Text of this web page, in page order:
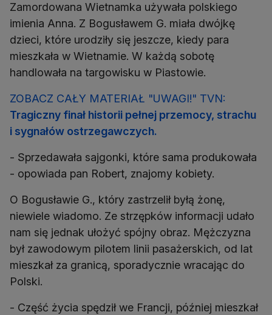
Zamordowana Wietnamka używała polskiego
imienia Anna. Z Bogusławem G. miała dwójkę
dzieci, które urodziły się jeszcze, kiedy para
mieszkała w Wietnamie. W każdą sobotę
handlowała na targowisku w Piastowie.
ZOBACZ CAŁY MATERIAŁ "UWAGI!" TVN:
Tragiczny finał historii pełnej przemocy, strachu
i sygnałów ostrzegawczych.
- Sprzedawała sajgonki, które sama produkowała
- opowiada pan Robert, znajomy kobiety.
O Bogusławie G., który zastrzelił byłą żonę,
niewiele wiadomo. Ze strzępków informacji udało
nam się jednak ułożyć spójny obraz. Mężczyzna
był zawodowym pilotem linii pasażerskich, od lat
mieszkał za granicą, sporadycznie wracając do
Polski.
- Część życia spędził we Francji, później mieszkał